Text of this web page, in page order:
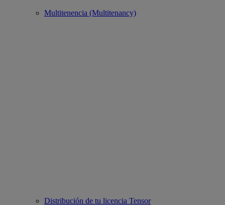
Multitenencia (Multitenancy)
Distribución de tu licencia Tensor